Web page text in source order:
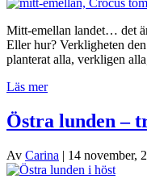
Mitt-emellan landet… det
Eller hur? Verkligheten
planterat alla, verkligen
Läs mer
Östra lunden –
Av Carina | 14 november,